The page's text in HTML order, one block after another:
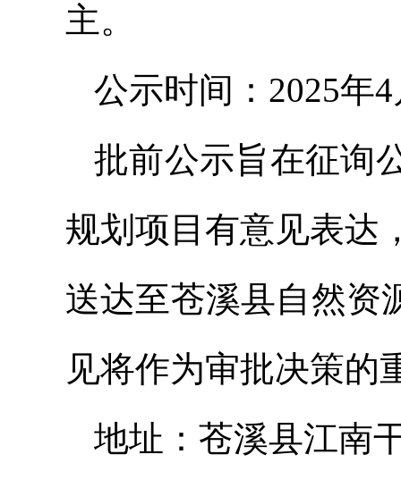
主。
公示时间：2025年
批前公示旨在征询
规划项目有意见表达
送达至苍溪县自然资
见将作为审批决策的
地址：苍溪县江南